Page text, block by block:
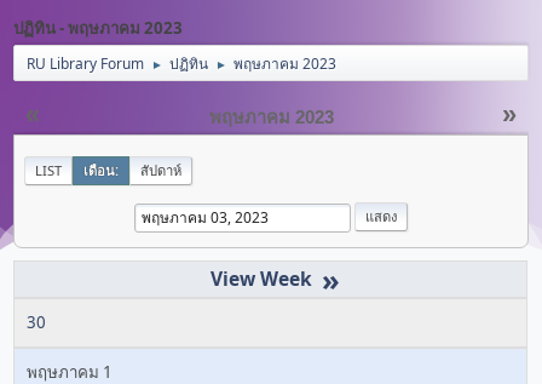
ปฏิทิน - พฤษภาคม 2023
RU Library Forum ► ปฏิทิน ► พฤษภาคม 2023
« »
พฤษภาคม 2023
LIST เดือน: สัปดาห์
»
30
พฤษภาคม 1